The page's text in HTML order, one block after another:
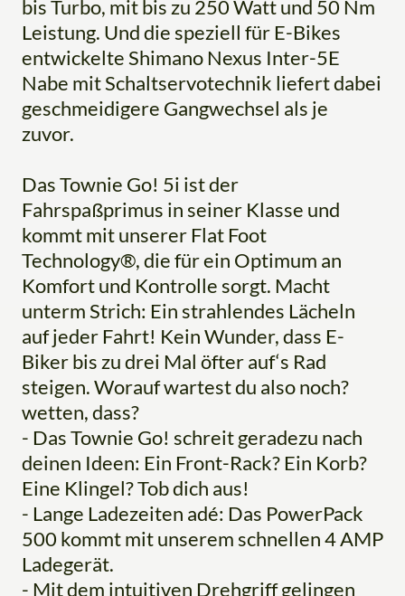
bis Turbo, mit bis zu 250 Watt und 50 Nm
Leistung. Und die speziell für E-Bikes
entwickelte Shimano Nexus Inter-5E
Nabe mit Schaltservotechnik liefert dabei
geschmeidigere Gangwechsel als je
zuvor.
Das Townie Go! 5i ist der
Fahrspaßprimus in seiner Klasse und
kommt mit unserer Flat Foot
Technology®, die für ein Optimum an
Komfort und Kontrolle sorgt. Macht
unterm Strich: Ein strahlendes Lächeln
auf jeder Fahrt! Kein Wunder, dass E-
Biker bis zu drei Mal öfter auf‘s Rad
steigen. Worauf wartest du also noch?
wetten, dass?
- Das Townie Go! schreit geradezu nach
deinen Ideen: Ein Front-Rack? Ein Korb?
Eine Klingel? Tob dich aus!
- Lange Ladezeiten adé: Das PowerPack
500 kommt mit unserem schnellen 4 AMP
Ladegerät.
- Mit dem intuitiven Drehgriff gelingen